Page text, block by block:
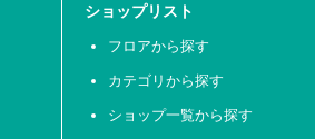
ショップリスト
フロアから探す
カテゴリから探す
ショップ一覧から探す